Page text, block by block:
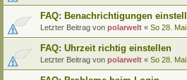
FAQ: Benachrichtigungen
Letzter Beitrag von polarwelt « So 28.
FAQ: Uhrzeit richtig einstellen
Letzter Beitrag von polarwelt « So 28.